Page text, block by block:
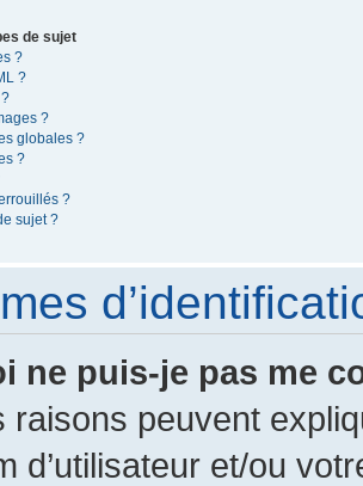
de sujet
?
?
?
globales ?
?
?
sujet ?
ne puis-je pas me
raisons peuvent
d’utilisateur et/ou